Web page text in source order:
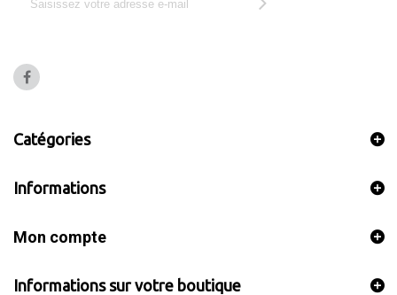
Catégories
Informations
Mon compte
Informations sur votre boutique